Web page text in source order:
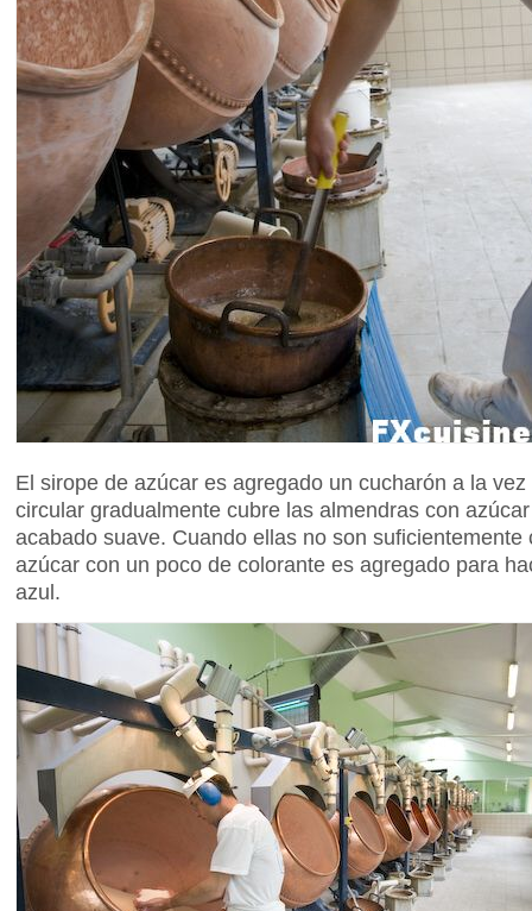
El sirope de azúcar es agregado un cucharón a la
circular gradualmente cubre las almendras con
acabado suave. Cuando ellas no son
azúcar con un poco de colorante es agregado para
azul.